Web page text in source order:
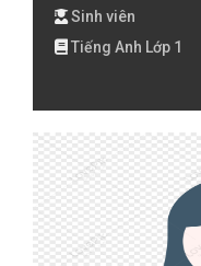
Sinh viên
Tiếng Anh Lớp 1